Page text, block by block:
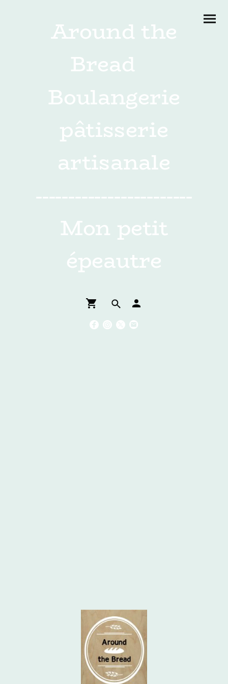
Around the
Bread
Boulangerie
pâtisserie
artisanale
------------------------
Mon petit
épeautre